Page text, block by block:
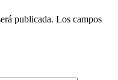
publicada. Los campos